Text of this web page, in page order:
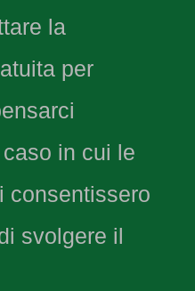
la
per
in cui le
consentissero
svolgere il